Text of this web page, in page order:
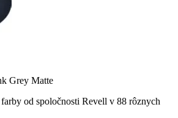
Grey Matte
od spoločnosti Revell v 88 rôznych